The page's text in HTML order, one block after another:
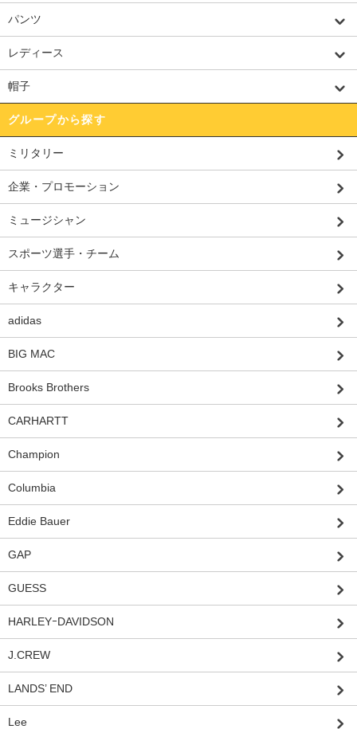
パンツ
レディース
帽子
グループから探す
ミリタリー
企業・プロモーション
ミュージシャン
スポーツ選手・チーム
キャラクター
adidas
BIG MAC
Brooks Brothers
CARHARTT
Champion
Columbia
Eddie Bauer
GAP
GUESS
HARLEYｰDAVIDSON
J.CREW
LANDS’ END
Lee